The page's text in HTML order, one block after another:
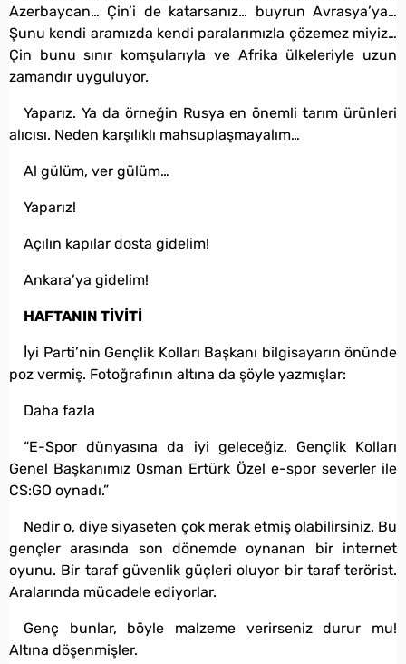
Azerbaycan… Çin’i de katarsanız… buyrun Avrasya’ya…
Şunu kendi aramızda kendi paralarımızla çözemez miyiz…
Çin bunu sınır komşularıyla ve Afrika ülkeleriyle uzun
zamandır uyguluyor.
Yaparız. Ya da örneğin Rusya en önemli tarım ürünleri
alıcısı. Neden karşılıklı mahsuplaşmayalım…
Al gülüm, ver gülüm…
Yaparız!
Açılın kapılar dosta gidelim!
Ankara’ya gidelim!
HAFTANIN TİVİTİ
İyi Parti’nin Gençlik Kolları Başkanı bilgisayarın önünde
poz vermiş. Fotoğrafının altına da şöyle yazmışlar:
Daha fazla
“E-Spor dünyasına da iyi geleceğiz. Gençlik Kolları
Genel Başkanımız Osman Ertürk Özel e-spor severler ile
CS:GO oynadı.”
Nedir o, diye siyaseten çok merak etmiş olabilirsiniz. Bu
gençler arasında son dönemde oynanan bir internet
oyunu. Bir taraf güvenlik güçleri oluyor bir taraf terörist.
Aralarında mücadele ediyorlar.
Genç bunlar, böyle malzeme verirseniz durur mu!
Altına döşenmişler.